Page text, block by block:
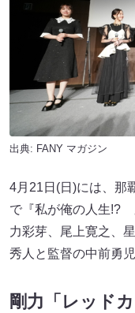
出典: FANY マガジン
4月21日(日)には、那
で『私が俺の人生!?
力彩芽、尾上寛之、
秀人と監督の中前勇
剛力「レッド